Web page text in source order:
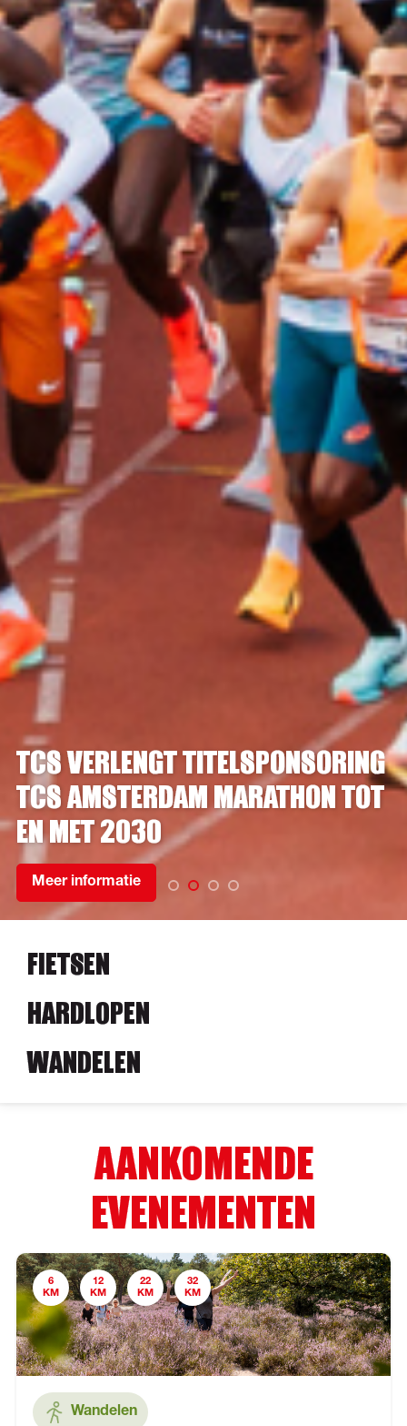
TCS VERLENGT TITELSPONSORING
TCS AMSTERDAM MARATHON TOT
EN MET 2030
Meer informatie
FIETSEN
HARDLOPEN
WANDELEN
AANKOMENDE
EVENEMENTEN
6
KM
12
KM
22
KM
32
KM
Wandelen